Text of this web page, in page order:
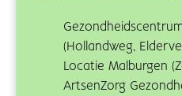
(Hollandweg,
Locatie Malburgen
ArtsenZorg